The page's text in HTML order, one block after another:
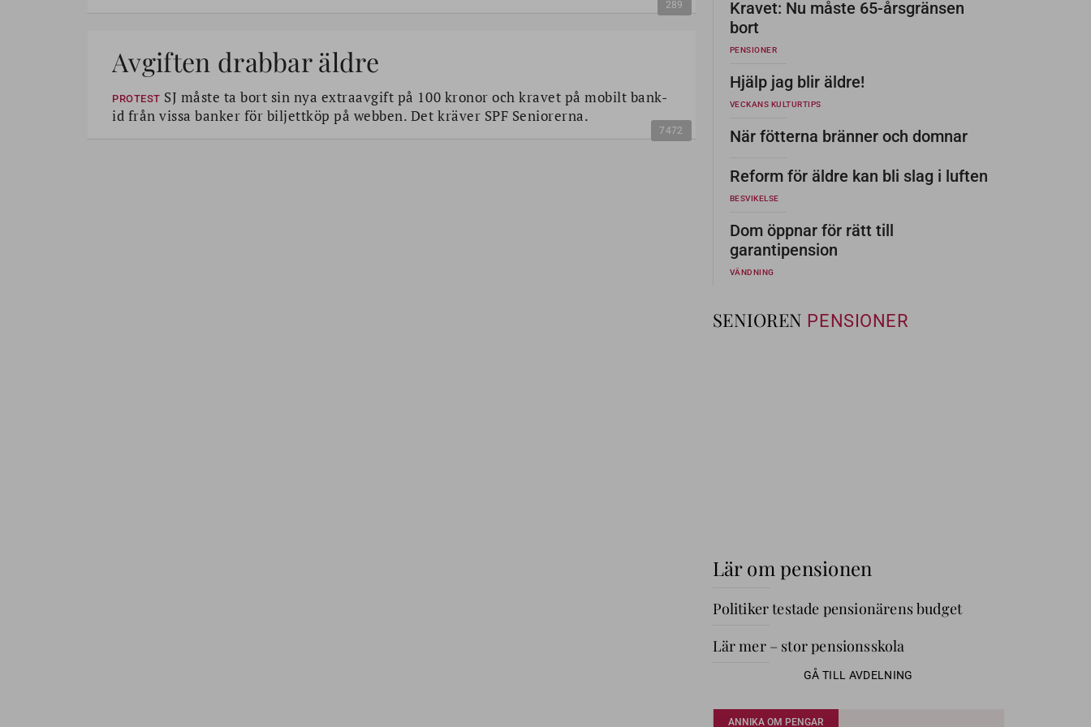
289
Avgiften drabbar äldre
PROTEST SJ måste ta bort sin nya extraavgift på 100 kronor och kravet på mobilt bank-
id från vissa banker för biljettköp på webben. Det kräver SPF Seniorerna.
7472
Kravet: Nu måste 65-årsgränsen
bort
PENSIONER
Hjälp jag blir äldre!
VECKANS KULTURTIPS
När fötterna bränner och domnar
Reform för äldre kan bli slag i luften
BESVIKELSE
Dom öppnar för rätt till
garantipension
VÄNDNING
SENIOREN PENSIONER
Lär om pensionen
Politiker testade pensionärens budget
Lär mer – stor pensionsskola
GÅ TILL AVDELNING
ANNIKA OM PENGAR